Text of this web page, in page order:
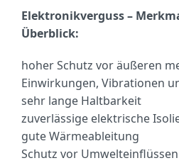
Elektronikverguss –
Überblick:
hoher Schutz vor äußeren
Einwirkungen, Vibrationen
sehr lange Haltbarkeit
zuverlässige elektrische
gute Wärmeableitung
Schutz vor